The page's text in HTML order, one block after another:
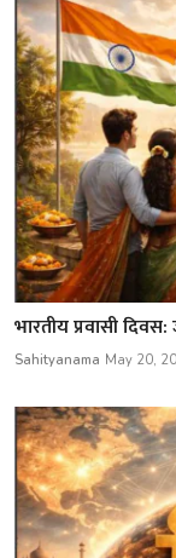
भारतीय प्रवासी
Sahityanama May 20,